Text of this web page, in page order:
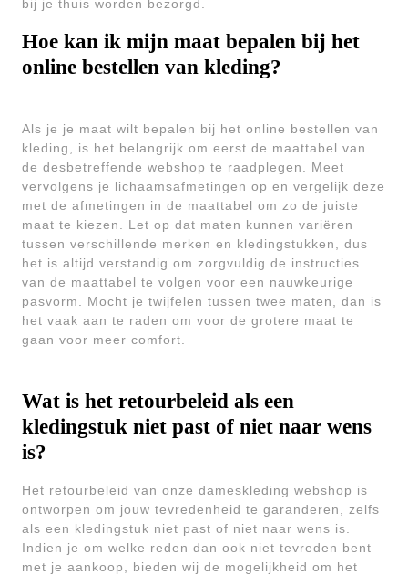
bij je thuis worden bezorgd.
Hoe kan ik mijn maat bepalen bij het
online bestellen van kleding?
Als je je maat wilt bepalen bij het online bestellen van
kleding, is het belangrijk om eerst de maattabel van
de desbetreffende webshop te raadplegen. Meet
vervolgens je lichaamsafmetingen op en vergelijk deze
met de afmetingen in de maattabel om zo de juiste
maat te kiezen. Let op dat maten kunnen variëren
tussen verschillende merken en kledingstukken, dus
het is altijd verstandig om zorgvuldig de instructies
van de maattabel te volgen voor een nauwkeurige
pasvorm. Mocht je twijfelen tussen twee maten, dan is
het vaak aan te raden om voor de grotere maat te
gaan voor meer comfort.
Wat is het retourbeleid als een
kledingstuk niet past of niet naar wens
is?
Het retourbeleid van onze dameskleding webshop is
ontworpen om jouw tevredenheid te garanderen, zelfs
als een kledingstuk niet past of niet naar wens is.
Indien je om welke reden dan ook niet tevreden bent
met je aankoop, bieden wij de mogelijkheid om het